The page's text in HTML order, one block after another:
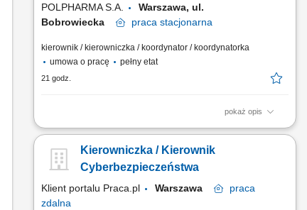
POLPHARMA S.A.
Warszawa, ul.
Bobrowiecka
praca stacjonarna
kierownik / kierowniczka / koordynator / koordynatorka
umowa o pracę
pełny etat
21 godz.
pokaż opis
Zakres obowiązków: Koordynowanie reakcji na incydenty
Operations. Prowadzenie War Room podczas aktywnych
incydentów i nadzorowanie przebiegu działań. Prowadzenie
raportów....
Kierowniczka / Kierownik
Cyberbezpieczeństwa
Klient portalu Praca.pl Warszawa
praca
zdalna